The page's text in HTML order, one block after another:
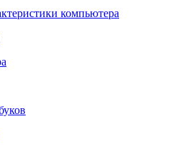
компьютера